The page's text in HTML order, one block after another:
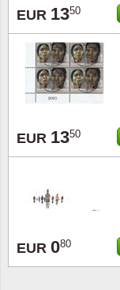
EUR 1350
EUR 1350
EUR 080